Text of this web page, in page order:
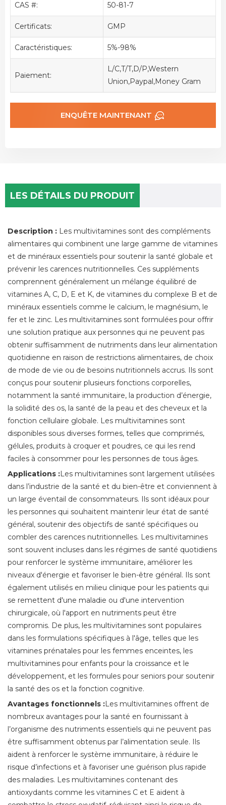
CAS #: 50-81-7
Certificats: GMP
Caractéristiques: 5%-98%
Paiement:
L/C,T/T,D/P,Western
Union,Paypal,Money Gram
ENQUÊTE MAINTENANT
LES DÉTAILS DU PRODUIT
Description : Les multivitamines sont des compléments
alimentaires qui combinent une large gamme de vitamines
et de minéraux essentiels pour soutenir la santé globale et
prévenir les carences nutritionnelles. Ces suppléments
comprennent généralement un mélange équilibré de
vitamines A, C, D, E et K, de vitamines du complexe B et de
minéraux essentiels comme le calcium, le magnésium, le
fer et le zinc. Les multivitamines sont formulées pour offrir
une solution pratique aux personnes qui ne peuvent pas
obtenir suffisamment de nutriments dans leur alimentation
quotidienne en raison de restrictions alimentaires, de choix
de mode de vie ou de besoins nutritionnels accrus. Ils sont
conçus pour soutenir plusieurs fonctions corporelles,
notamment la santé immunitaire, la production d’énergie,
la solidité des os, la santé de la peau et des cheveux et la
fonction cellulaire globale. Les multivitamines sont
disponibles sous diverses formes, telles que comprimés,
gélules, produits à croquer et poudres, ce qui les rend
faciles à consommer pour les personnes de tous âges.
Applications :Les multivitamines sont largement utilisées
dans l’industrie de la santé et du bien-être et conviennent à
un large éventail de consommateurs. Ils sont idéaux pour
les personnes qui souhaitent maintenir leur état de santé
général, soutenir des objectifs de santé spécifiques ou
combler des carences nutritionnelles. Les multivitamines
sont souvent incluses dans les régimes de santé quotidiens
pour renforcer le système immunitaire, améliorer les
niveaux d'énergie et favoriser le bien-être général. Ils sont
également utilisés en milieu clinique pour les patients qui
se remettent d'une maladie ou d'une intervention
chirurgicale, où l'apport en nutriments peut être
compromis. De plus, les multivitamines sont populaires
dans les formulations spécifiques à l'âge, telles que les
vitamines prénatales pour les femmes enceintes, les
multivitamines pour enfants pour la croissance et le
développement, et les formules pour seniors pour soutenir
la santé des os et la fonction cognitive.
Avantages fonctionnels :Les multivitamines offrent de
nombreux avantages pour la santé en fournissant à
l’organisme des nutriments essentiels qui ne peuvent pas
être suffisamment obtenus par l’alimentation seule. Ils
aident à renforcer le système immunitaire, à réduire le
risque d’infections et à favoriser une guérison plus rapide
des maladies. Les multivitamines contenant des
antioxydants comme les vitamines C et E aident à